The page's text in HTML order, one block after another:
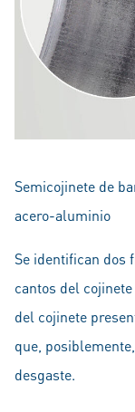
Semicojinete de
acero-aluminio
Se identifican dos
cantos del
del cojinete
que,
desgaste.